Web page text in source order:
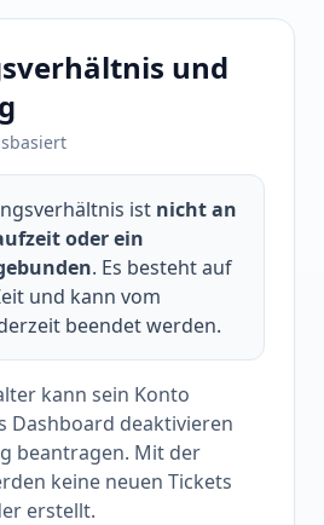
und
ist nicht an
oder ein
. Es besteht auf
und kann vom
beendet werden.
kann sein Konto
Dashboard deaktivieren
beantragen. Mit der
keine neuen Tickets
erstellt.